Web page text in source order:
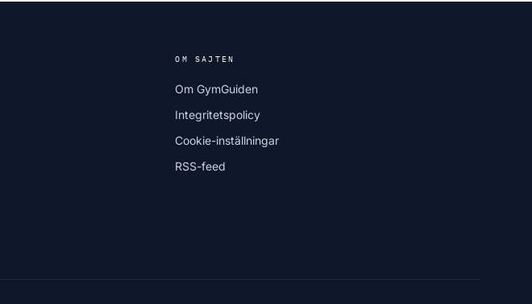
OM SAJTEN
Om GymGuiden
Integritetspolicy
Cookie-inställningar
RSS-feed